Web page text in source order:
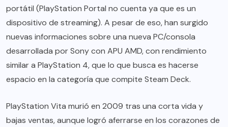
portátil (PlayStation Portal no cuenta ya que es un
dispositivo de streaming). A pesar de eso, han surgido
nuevas informaciones sobre una nueva PC/consola
desarrollada por Sony con APU AMD, con rendimiento
similar a PlayStation 4, que lo que busca es hacerse
espacio en la categoría que compite Steam Deck.
PlayStation Vita murió en 2009 tras una corta vida y
bajas ventas, aunque logró aferrarse en los corazones de